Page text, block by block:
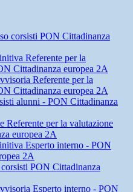
corsisti PON Cittadinanza
Referente per la
Cittadinanza europea 2A
Referente per la
Cittadinanza europea 2A
alunni - PON Cittadinanza
Referente per la valutazione
europea 2A
Esperto interno - PON
2A
PON Cittadinanza
Esperto interno - PON